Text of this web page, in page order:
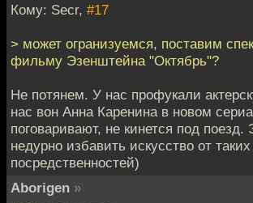
Кому: Secr, #17
> может огранизуемся, поставим
фильму Эзенштейна "Октябрь"?
Не потянем. У нас профукали
нас вон Анна Каренина в новом
поговаривают, не кинется под
недурно избавить искусство от таких
посредственностей)
Aborigen »